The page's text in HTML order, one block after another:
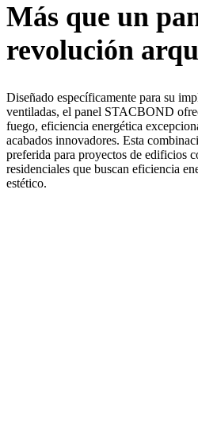
Más que un
revolución
Diseñado específicamente para su
ventiladas, el panel STACBOND
fuego, eficiencia energética
acabados innovadores. Esta
preferida para proyectos de edificios
residenciales que buscan eficiencia
estético.